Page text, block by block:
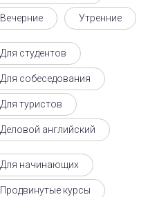
Вечерние Утренние
Для студентов
Для собеседования
Для туристов
Деловой английский
Для начинающих
Продвинутые курсы